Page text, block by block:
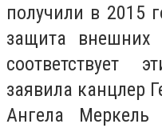
получили в 2015
защита внешних
соответствует
заявила канцлер
Ангела